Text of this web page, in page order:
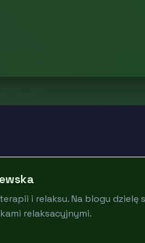
i relaksu. Na blogu dzielę
relaksacyjnymi.